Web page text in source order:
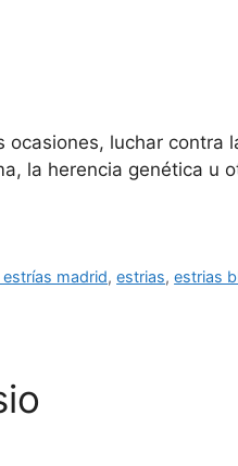
ocasiones, luchar
la herencia genética u
estrías madrid,estrias,estrias